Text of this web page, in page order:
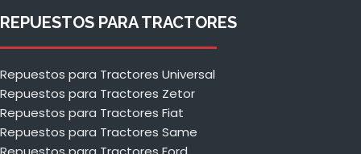
REPUESTOS PARA TRACTORES
Repuestos para Tractores Universal
Repuestos para Tractores Zetor
Repuestos para Tractores Fiat
Repuestos para Tractores Same